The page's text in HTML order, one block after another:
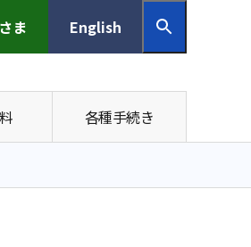
ま English
各種手続き